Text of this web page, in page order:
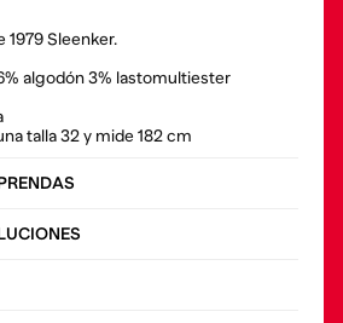
1979 Sleenker.
algodón 3% lastomultiester
talla 32 y mide 182 cm